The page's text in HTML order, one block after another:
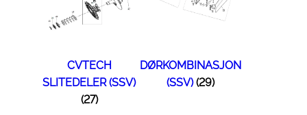
CVTECH
SLITEDELER (SSV)
(27)
DØRKOMBINASJON
(SSV)(29)